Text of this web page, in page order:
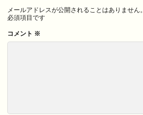
メールアドレスが公開されることはありません。
必須項目です
コメント ※